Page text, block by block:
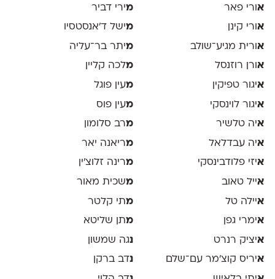
אורי פאר
אורי קינן
אורית מגיע־שולב
אורן רוזנסל
איגור טפיקין
איגור לוינסקי
איה טלשיר
איה עבדלאל
איזי פלודבינסקי
אייל טאוב
איילה טל
אימרי גפן
איציק רנרט
איריס קוצ׳מר עם־שלם
מירי דביר
מישל ד׳אנסטסיו
מיתר בר־עליה
מלכה קליין
מעין פוגל
מעין פוס
מרב סלומון
מריאנה יאר
מרינה זלוצ׳ין
משכית מאור
מתי קלטר
מתן שליטא
נגה שמשון
נדב ברקן